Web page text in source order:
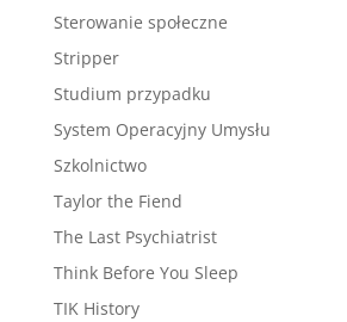
Sterowanie społeczne
Stripper
Studium przypadku
System Operacyjny Umysłu
Szkolnictwo
Taylor the Fiend
The Last Psychiatrist
Think Before You Sleep
TIK History